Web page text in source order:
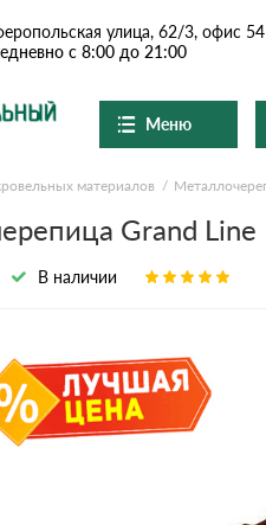
улица, 62/3, офис 54
с 8:00 до 21:00
Меню
Ондулин и шифер
Доборные элементы
материалов
Grand
В наличии